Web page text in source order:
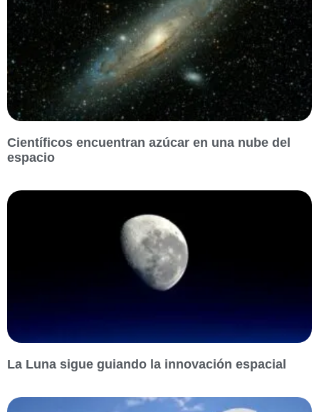
Científicos encuentran azúcar en una nube del
espacio
La Luna sigue guiando la innovación espacial